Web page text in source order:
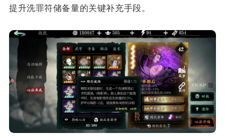
提升洗罪符储备量的关键补充手段。